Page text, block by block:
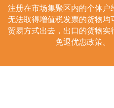
注册在市场集聚区内的个体户
无法取得增值税发票的货物均
贸易方式出去，出口的货物实
免退优惠政策。